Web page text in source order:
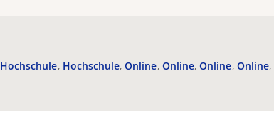
Hochschule Hochschule Online Online Online Online